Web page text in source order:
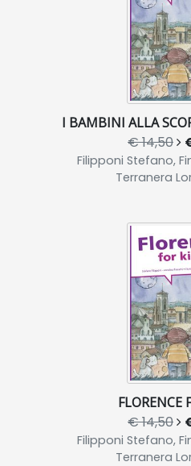
I BAMBINI ALLA
€ 14,50
Filipponi Stefano,
Terranera
FLORENCE
€ 14,50
Filipponi Stefano,
Terranera